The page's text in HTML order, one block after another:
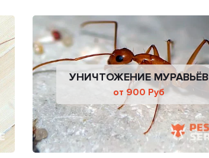
УНИЧТОЖЕНИЕ МУРАВЬЁВ
от 900 Руб